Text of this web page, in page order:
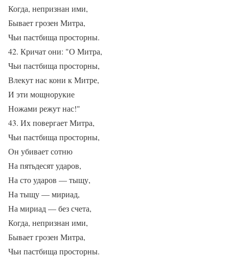
Когда, непризнан ими,
Бывает грозен Митра,
Чьи пастбища просторны.
42. Кричат они: "О Митра,
Чьи пастбища просторны,
Влекут нас кони к Митре,
И эти мощнорукие
Ножами режут нас!"
43. Их повергает Митра,
Чьи пастбища просторны,
Он убивает сотню
На пятьдесят ударов,
На сто ударов — тыщу,
На тыщу — мириад,
На мириад — без счета,
Когда, непризнан ими,
Бывает грозен Митра,
Чьи пастбища просторны.